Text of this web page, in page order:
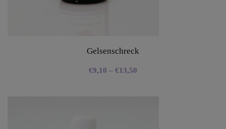
Gelsenschreck
€9,10 – €13,50